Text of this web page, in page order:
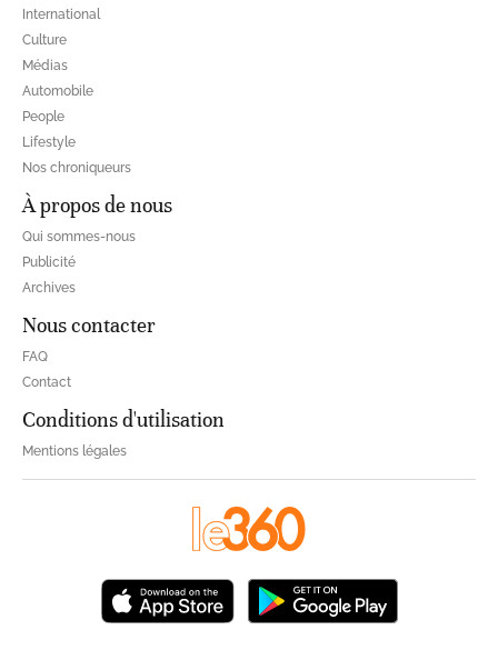
International
Culture
Médias
Automobile
People
Lifestyle
Nos chroniqueurs
À propos de nous
Qui sommes-nous
Publicité
Archives
Nous contacter
FAQ
Contact
Conditions d'utilisation
Mentions légales